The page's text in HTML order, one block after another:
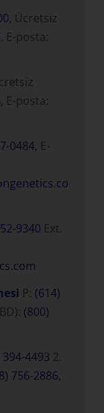
, Ücretsiz
. E-posta:
, E-posta:
0484, E-
9340 Ext.
P: (614)
(800)
394-4493 2.
756-2886,